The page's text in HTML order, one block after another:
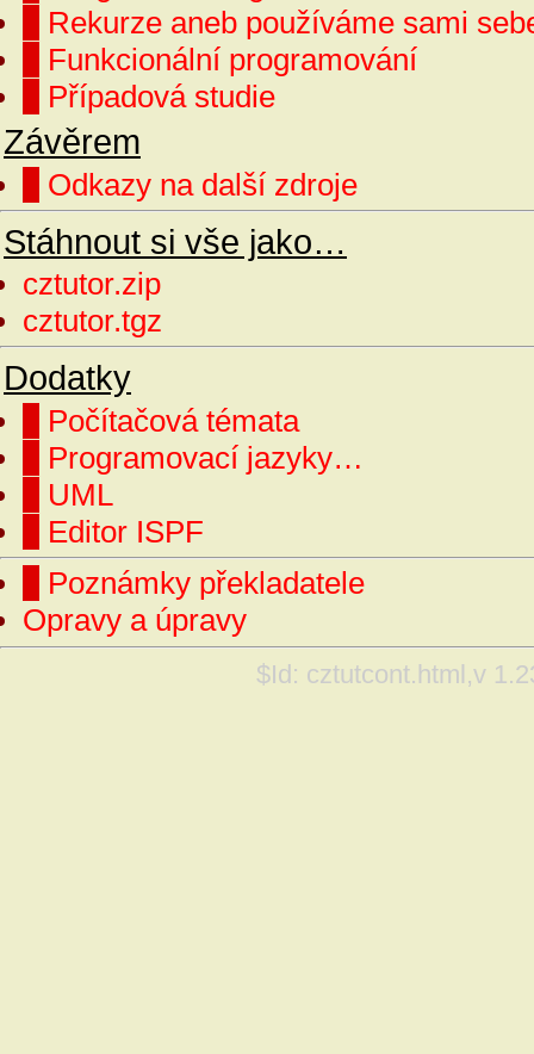
Rekurze aneb používáme sami
Funkcionální programování
Případová studie
Závěrem
Odkazy na další zdroje
Stáhnout si vše jako…
cztutor.zip
cztutor.tgz
Dodatky
Počítačová témata
Programovací jazyky…
UML
Editor ISPF
Poznámky překladatele
Opravy a úpravy
$Id: cztutcont.html,v